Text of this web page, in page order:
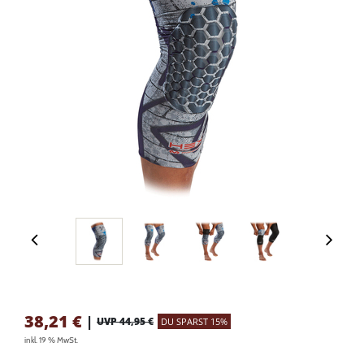
38,21 € | UVP 44,95 € DU SPARST 15%
inkl. 19 % MwSt.